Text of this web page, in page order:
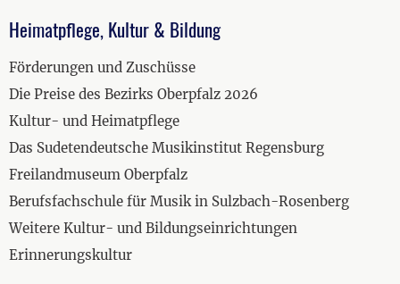
Heimatpflege, Kultur & Bildung
Förderungen und Zuschüsse
Die Preise des Bezirks Oberpfalz 2026
Kultur- und Heimatpflege
Das Sudetendeutsche Musikinstitut Regensburg
Freilandmuseum Oberpfalz
Berufsfachschule für Musik in Sulzbach-Rosenberg
Weitere Kultur- und Bildungseinrichtungen
Erinnerungskultur